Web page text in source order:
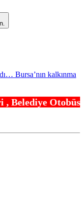
Bursa’nın kalkınma
yatırımı
bölgesel güvenlik